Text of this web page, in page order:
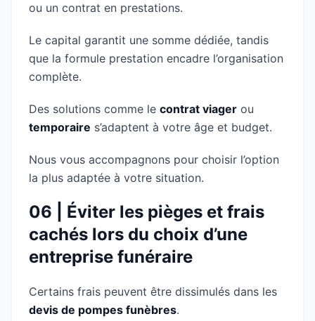
ou un contrat en prestations.
Le capital garantit une somme dédiée, tandis
que la formule prestation encadre l’organisation
complète.
Des solutions comme le contrat viager ou
temporaire s’adaptent à votre âge et budget.
Nous vous accompagnons pour choisir l’option
la plus adaptée à votre situation.
06 | Éviter les pièges et frais
cachés lors du choix d’une
entreprise funéraire
Certains frais peuvent être dissimulés dans les
devis de pompes funèbres.